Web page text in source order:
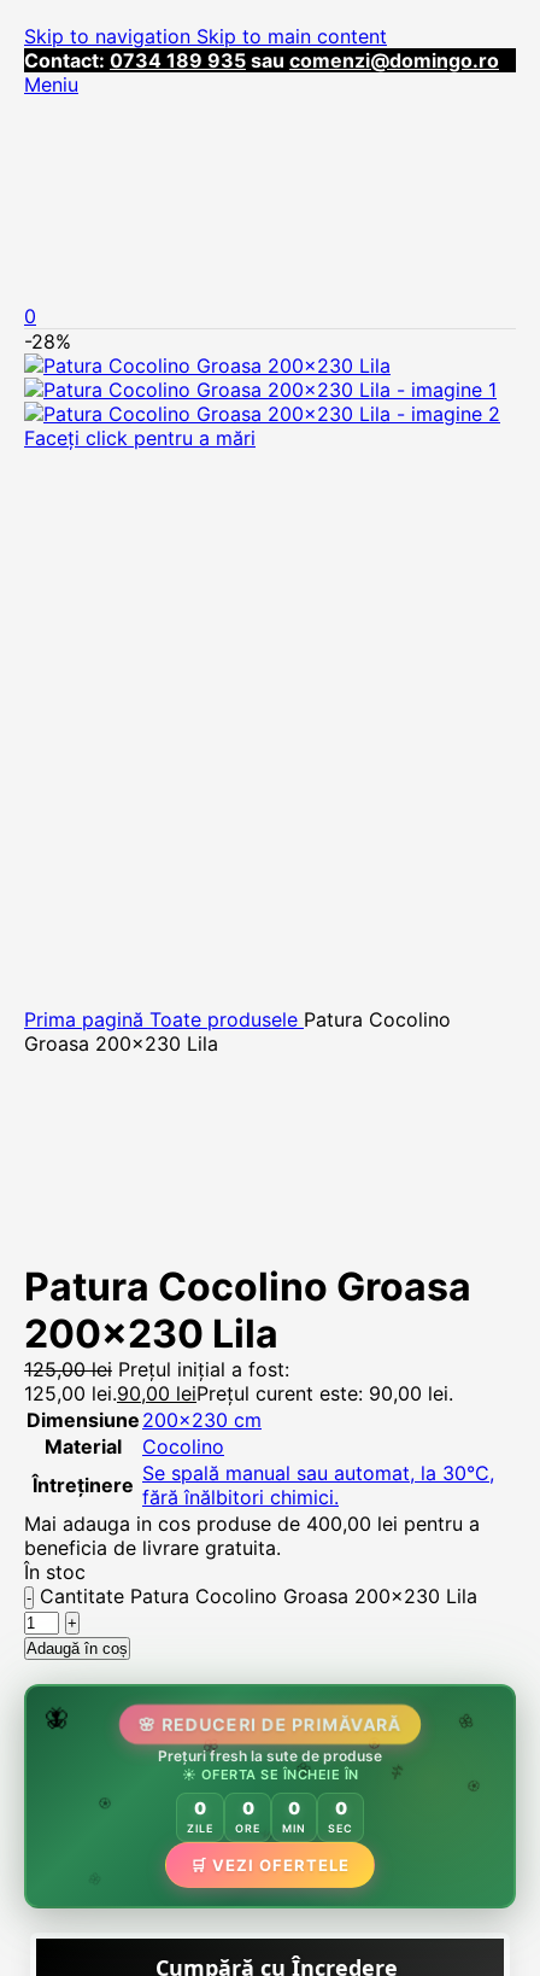
Skip to navigation Skip to main content
Contact: 0734 189 935 sau comenzi@domingo.ro
Meniu
0
-28%
Faceți click pentru a mări
Prima pagină Toate produsele Patura Cocolino
Groasa 200×230 Lila
Patura Cocolino Groasa
200×230 Lila
125,00lei Prețul inițial a fost:
125,00 lei.90,00 leiPrețul curent este: 90,00 lei.
Dimensiune 200×230 cm
Material
Cocolino
Întreținere Se spală manual sau automat, la 30°C,
fără înălbitori chimici.
Mai adauga in cos produse de 400,00 lei pentru a
beneficia de livrare gratuita.
În stoc
Cantitate Patura Cocolino Groasa 200x230 Lila
Adaugă în coș
🌸
🌸
🌿
🌸
🏵️
🌷
🦋 🌸 REDUCERI DE PRIMĂVARĂ
Prețuri fresh la sute de produse
☀️ OFERTA SE ÎNCHEIE ÎN
0
ZILE
0
ORE
0
MIN
0
SEC
🛒 VEZI OFERTELE
Cumpără cu Încredere